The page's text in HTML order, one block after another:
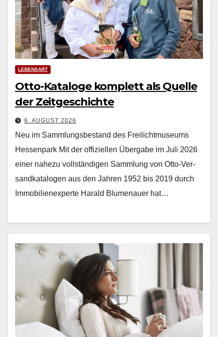
LEBENSART
Otto-Kataloge komplett als Quelle
der Zeitgeschichte
6. AUGUST 2026
Neu im Sammlungsbestand des Freilichtmuseums
Hessenpark Mit der offiziellen Über­gabe im Juli 2026
ein­er nahezu voll­ständi­gen Samm­lung von Otto-Ver­
sand­kat­a­lo­gen aus den Jahren 1952 bis 2019 durch
Immo­bilienex­perte Har­ald Blu­me­nauer hat…